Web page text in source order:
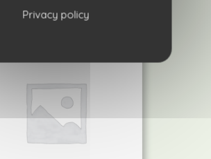
Privacy policy